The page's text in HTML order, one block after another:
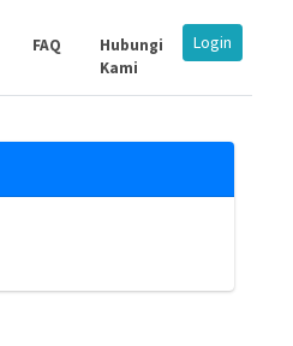
FAQ
Hubungi
Kami
Login